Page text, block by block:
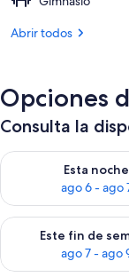
Abrir todos
Opciones
Consulta la
Esta noche
ago 6 - ago
Consulta la
Este fin de
ago 7 - ago
Consulta la